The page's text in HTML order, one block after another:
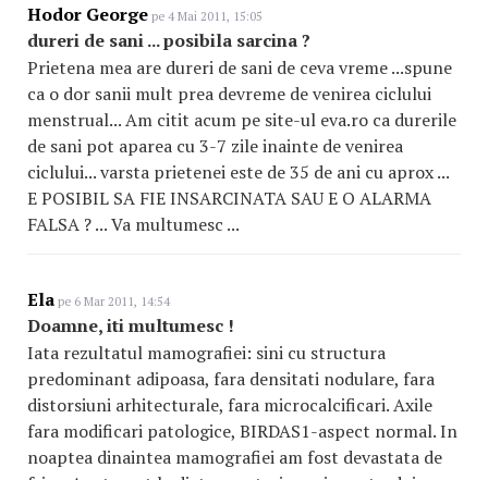
Hodor George pe 4 Mai 2011, 15:05
dureri de sani ... posibila sarcina ?
Prietena mea are dureri de sani de ceva vreme ...spune
ca o dor sanii mult prea devreme de venirea ciclului
menstrual... Am citit acum pe site-ul eva.ro ca durerile
de sani pot aparea cu 3-7 zile inainte de venirea
ciclului... varsta prietenei este de 35 de ani cu aprox ...
E POSIBIL SA FIE INSARCINATA SAU E O ALARMA
FALSA ? ... Va multumesc ...
Ela pe 6 Mar 2011, 14:54
Doamne, iti multumesc !
Iata rezultatul mamografiei: sini cu structura
predominant adipoasa, fara densitati nodulare, fara
distorsiuni arhitecturale, fara microcalcificari. Axile
fara modificari patologice, BIRDAS1-aspect normal. In
noaptea dinaintea mamografiei am fost devastata de